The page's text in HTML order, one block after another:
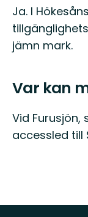
Ja. I
jämn mark.
Var kan
Vid
accessled till